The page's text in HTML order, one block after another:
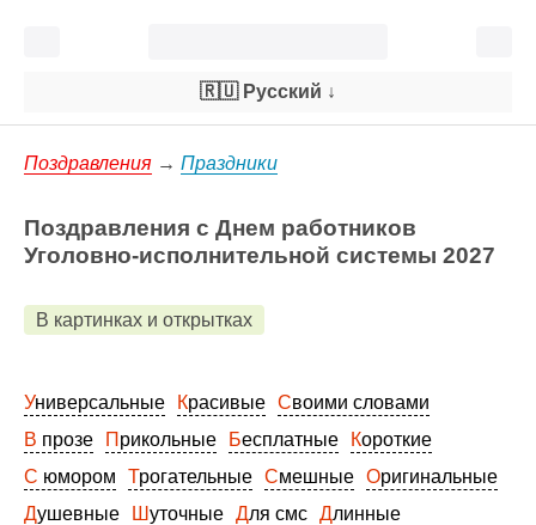
🇷🇺 Русский ↓
Поздравления → Праздники
Поздравления с Днем работников
Уголовно-исполнительной системы 2027
В картинках и открытках
Универсальные Красивые
Своими словами
В прозе
Прикольные Бесплатные
Короткие
С юмором
Трогательные Смешные
Оригинальные
Душевные
Шуточные Для смс
Длинные